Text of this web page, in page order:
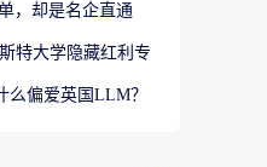
，却是名企直通
特大学隐藏红利专
么偏爱英国LLM？